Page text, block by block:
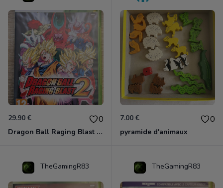
29.90 € 0
Dragon Ball Raging Blast 2 Xbox 360
7.00 € 0
pyramide d'animaux
TheGamingR83 TheGamingR83